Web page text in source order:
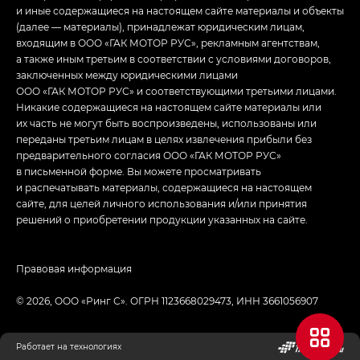
и иные содержащиеся на настоящем сайте материалы и объекты
(далее — материалы), принадлежат юридическим лицам,
входящим в ООО «ГАК МОТОР РУС», рекламным агентствам,
а также иным третьим в соответствии с условиями договоров,
заключенных между юридическими лицами
ООО «ГАК МОТОР РУС» и соответствующими третьими лицами.
Никакие содержащиеся на настоящем сайте материалы или
их часть не могут быть воспроизведены, использованы или
переданы третьим лицам в целях извлечения прибыли без
предварительного согласия ООО «ГАК МОТОР РУС»
в письменной форме. Вы можете просматривать
и распечатывать материалы, содержащиеся на настоящем
сайте, для целей личного использования и/или принятия
решений о приобретении продукции указанных на сайте.
© 2026, ООО «Ринг С». ОГРН 1123668029473, ИНН 3661056907
Правовая информация
Работает на технологиях